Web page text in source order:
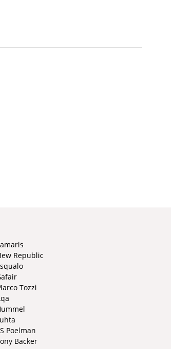
Republic
Tozzi
Poelman
Backer